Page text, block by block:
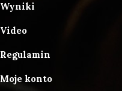
Wyniki
Video
Regulamin
Moje konto